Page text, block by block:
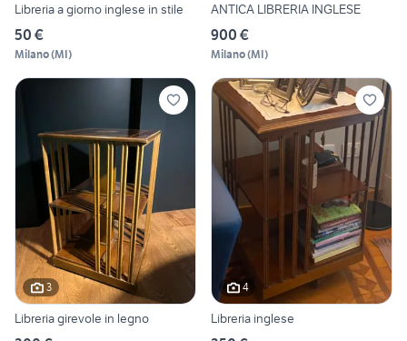
Libreria a giorno inglese in stile
50 €
Milano(MI)
ANTICA LIBRERIA INGLESE
900 €
Milano(MI)
3
Libreria girevole in legno
4
Libreria inglese